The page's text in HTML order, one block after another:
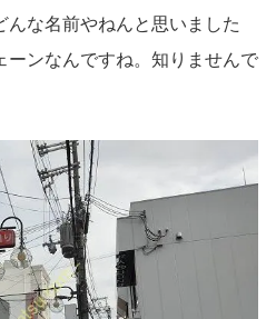
んな名前やねんと思いました
ーンなんですね。知りませんで